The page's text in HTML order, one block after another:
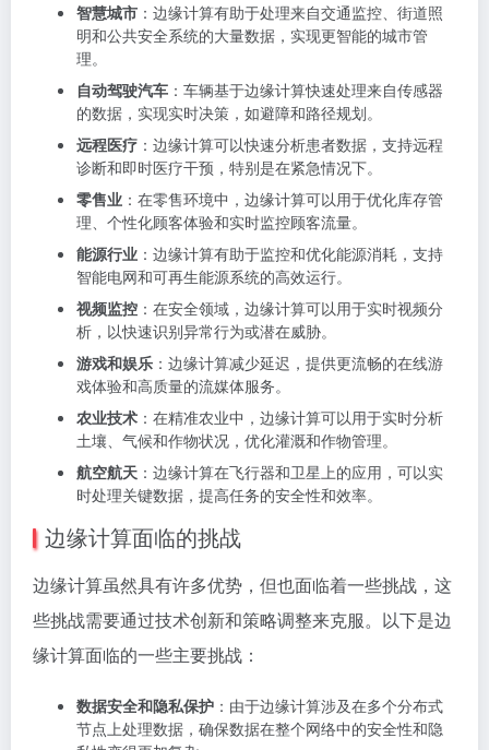
智慧城市 ：边缘计算有助于处理来自交通监控、街道照
明和公共安全系统的大量数据，实现更智能的城市管
理。
自动驾驶汽车 ：车辆基于边缘计算快速处理来自传感器
的数据，实现实时决策，如避障和路径规划。
远程医疗 ：边缘计算可以快速分析患者数据，支持远程
诊断和即时医疗干预，特别是在紧急情况下。
零售业 ：在零售环境中，边缘计算可以用于优化库存管
理、个性化顾客体验和实时监控顾客流量。
能源行业 ：边缘计算有助于监控和优化能源消耗，支持
智能电网和可再生能源系统的高效运行。
视频监控 ：在安全领域，边缘计算可以用于实时视频分
析，以快速识别异常行为或潜在威胁。
游戏和娱乐 ：边缘计算减少延迟，提供更流畅的在线游
戏体验和高质量的流媒体服务。
农业技术 ：在精准农业中，边缘计算可以用于实时分析
土壤、气候和作物状况，优化灌溉和作物管理。
航空航天 ：边缘计算在飞行器和卫星上的应用，可以实
时处理关键数据，提高任务的安全性和效率。
边缘计算面临的挑战
边缘计算虽然具有许多优势，但也面临着一些挑战，这
些挑战需要通过技术创新和策略调整来克服。以下是边
缘计算面临的一些主要挑战：
数据安全和隐私保护 ：由于边缘计算涉及在多个分布式
节点上处理数据，确保数据在整个网络中的安全性和隐